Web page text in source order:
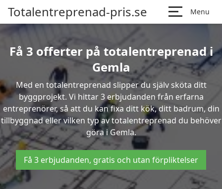
Totalentreprenad-pris.se Menu
Få 3 offerter på totalentreprenad i
Gemla
Med en totalentreprenad slipper du själv sköta ditt
byggprojekt. Vi hittar 3 erbjudanden från erfarna
entreprenörer, så att du kan fixa ditt kök, ditt badrum, din
tillbyggnad eller vilken typ av totalentreprenad du behöver
göra i Gemla.
Få 3 erbjudanden, gratis och utan förpliktelser